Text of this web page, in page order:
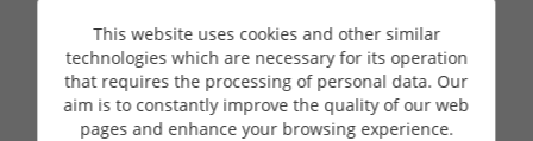
This website uses cookies and other similar
technologies which are necessary for its operation
that requires the processing of personal data. Our
aim is to constantly improve the quality of our web
pages and enhance your browsing experience.